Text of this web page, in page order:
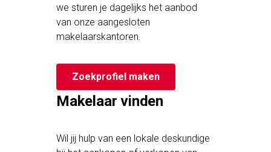
we sturen je dagelijks het aanbod
van onze aangesloten
makelaarskantoren.
Zoekprofiel maken
Makelaar vinden
Wil jij hulp van een lokale deskundige